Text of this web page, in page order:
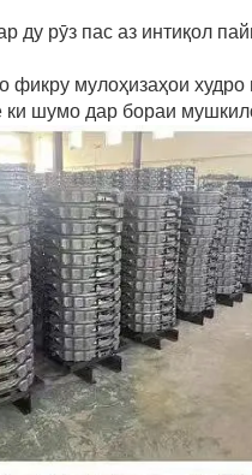
рӯз пас аз интиқол
мулоҳизаҳои
шумо дар бораи